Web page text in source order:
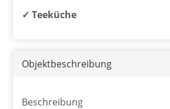
✓ Teeküche
Objekt­beschreibung
Beschreibung